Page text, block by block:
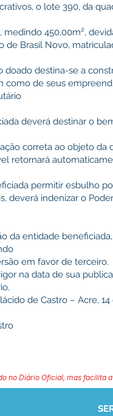
o lote 390, da
medindo 450,00m²,
de Brasil Novo,
doado destina-se a
como de seus
deverá destinar o
correta ao objeto da
retornará
permitir esbulho
deverá indenizar o
da entidade
em favor de terceiro.
na data de sua
de Castro – Acre,
no Diário Oficial, mas facilita